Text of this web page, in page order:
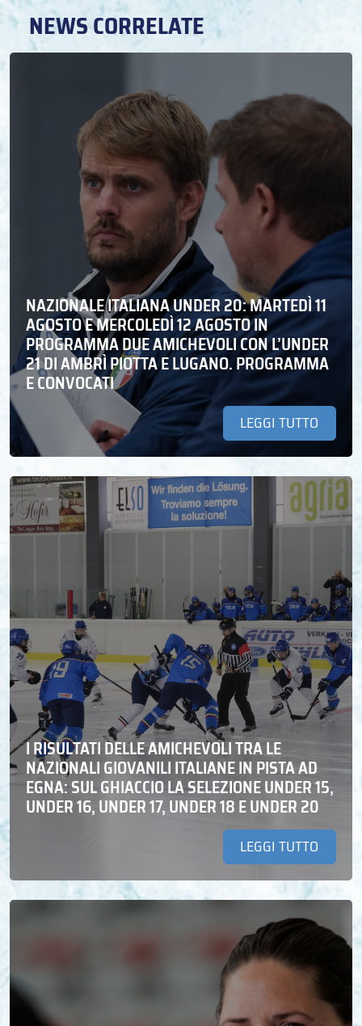
NEWS CORRELATE
NAZIONALE ITALIANA UNDER 20: MARTEDÌ 11
AGOSTO E MERCOLEDÌ 12 AGOSTO IN
PROGRAMMA DUE AMICHEVOLI CON L’UNDER
21 DI AMBRÌ PIOTTA E LUGANO. PROGRAMMA
E CONVOCATI
LEGGI TUTTO
I RISULTATI DELLE AMICHEVOLI TRA LE
NAZIONALI GIOVANILI ITALIANE IN PISTA AD
EGNA: SUL GHIACCIO LA SELEZIONE UNDER 15,
UNDER 16, UNDER 17, UNDER 18 E UNDER 20
LEGGI TUTTO